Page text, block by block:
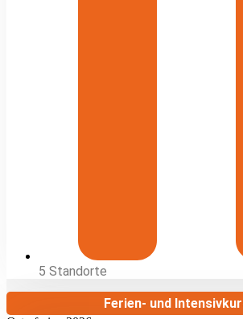
5 Standorte
Ferien- und